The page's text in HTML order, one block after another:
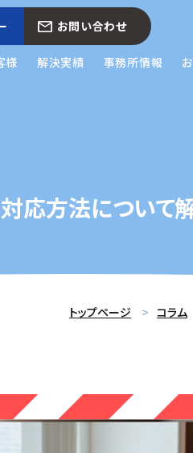
お問い合わせ
様 解決実績 事務所情報
応方法について
トップページ コラム